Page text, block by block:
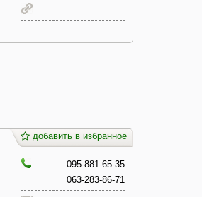
добавить в избранное
095-881-65-35
063-283-86-71